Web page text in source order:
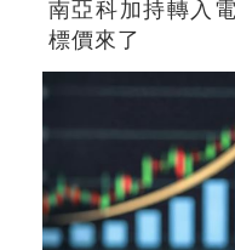
南亞科加持轉入
標價來了